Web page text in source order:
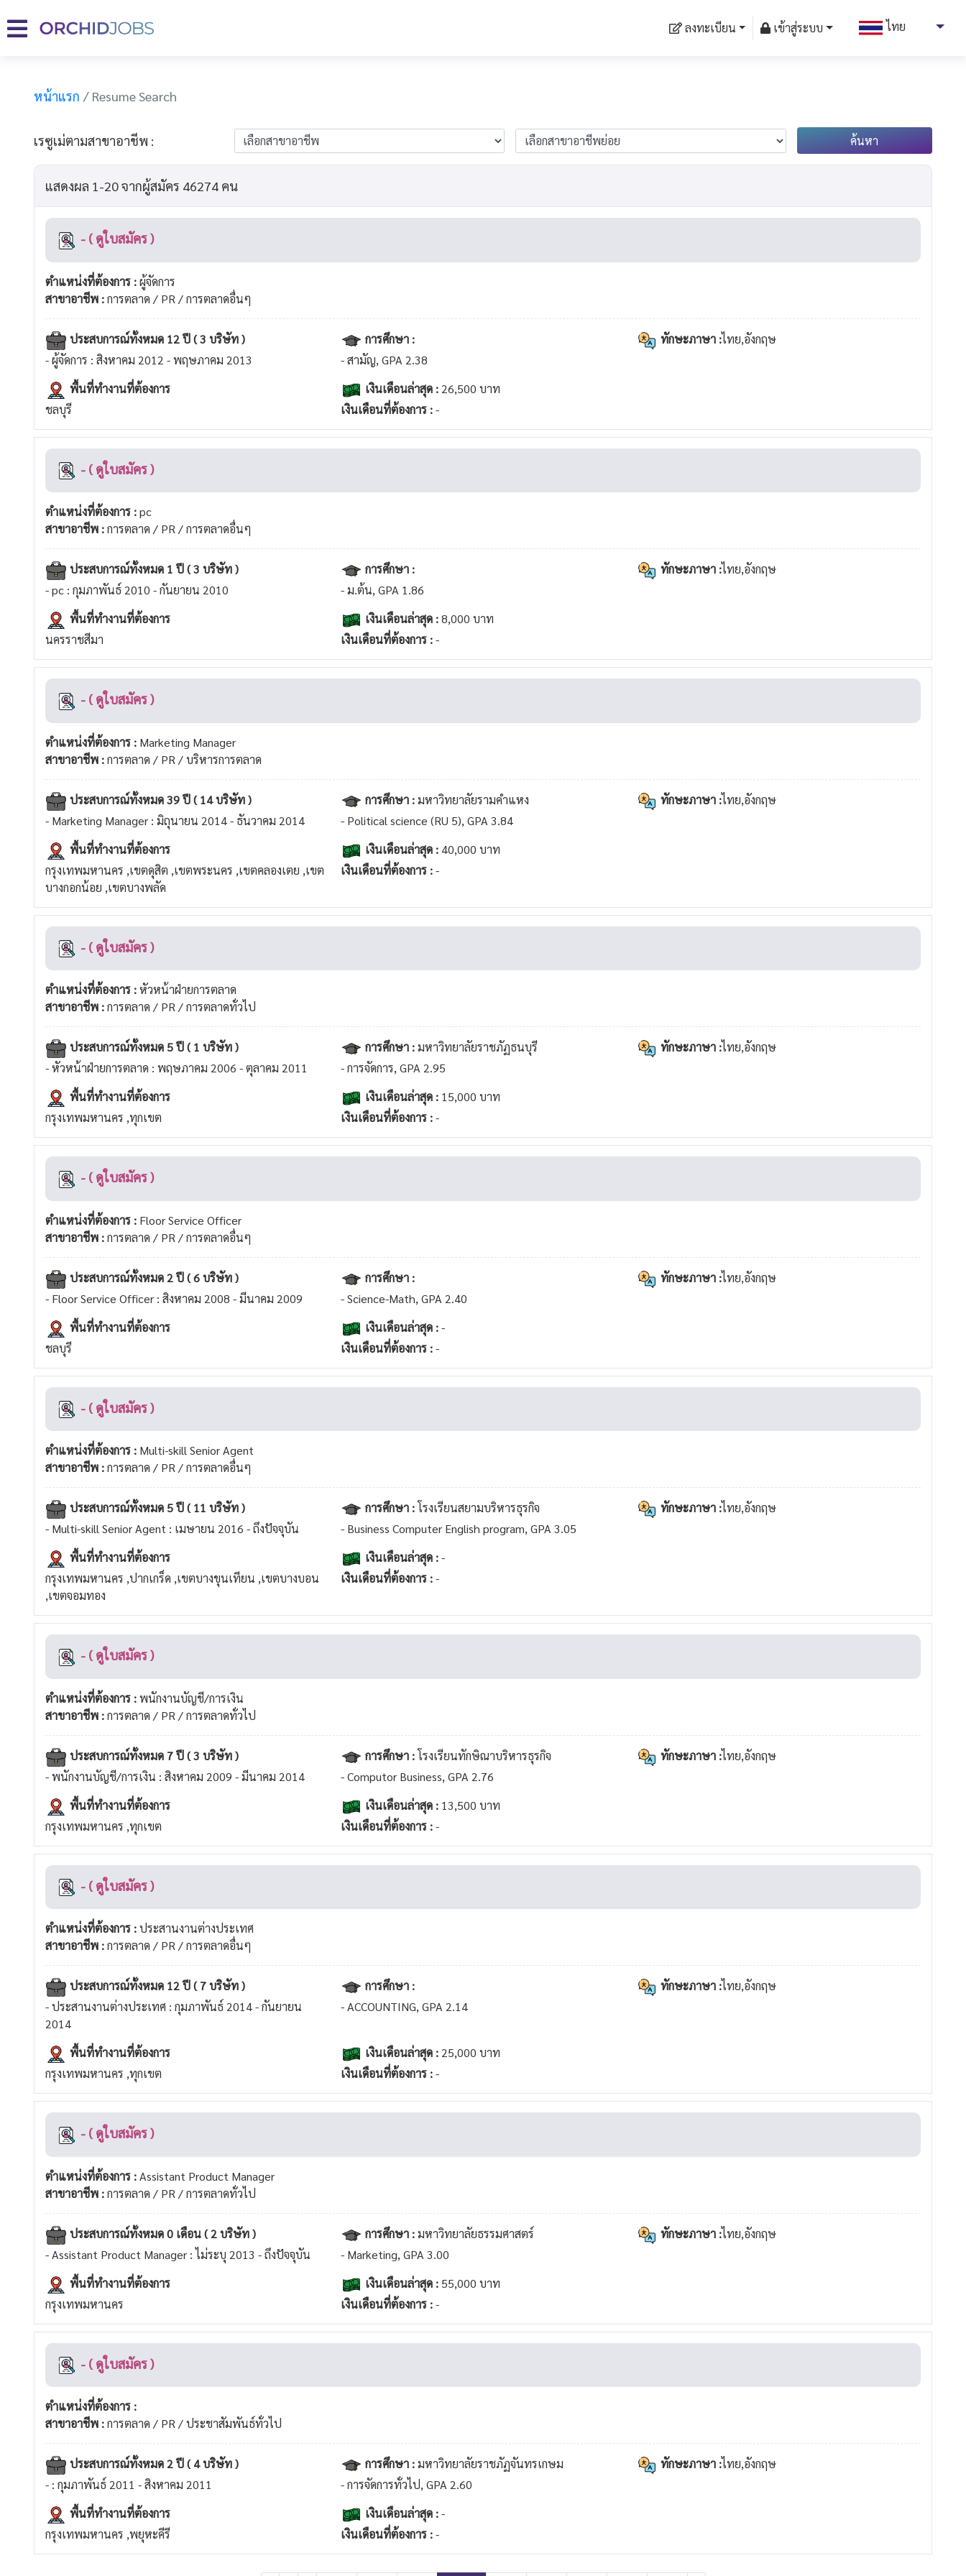
ลงทะเบียน เข้าสู่ระบบ ไทย
หน้าแรก Resume Search
เรซูเม่ตามสาขาอาชีพ : ค้นหา
แสดงผล 1-20 จากผู้สมัคร 46274 คน
- ( ดูใบสมัคร )
ตำแหน่งที่ต้องการ :ผู้จัดการ
สาขาอาชีพ :การตลาด / PR / การตลาดอื่นๆ
ประสบการณ์ทั้งหมด 12 ปี ( 3 บริษัท )
- ผู้จัดการ : สิงหาคม 2012 - พฤษภาคม 2013
การศึกษา :
- สามัญ, GPA 2.38
ทักษะภาษา :ไทย,อังกฤษ
พื้นที่ทำงานที่ต้องการ
ชลบุรี
เงินเดือนล่าสุด : 26,500 บาท
เงินเดือนที่ต้องการ :-
- ( ดูใบสมัคร )
ตำแหน่งที่ต้องการ :pc
สาขาอาชีพ :การตลาด / PR / การตลาดอื่นๆ
ประสบการณ์ทั้งหมด 1 ปี ( 3 บริษัท )
- pc : กุมภาพันธ์ 2010 - กันยายน 2010
การศึกษา :
- ม.ต้น, GPA 1.86
ทักษะภาษา :ไทย,อังกฤษ
พื้นที่ทำงานที่ต้องการ
นครราชสีมา
เงินเดือนล่าสุด :8,000 บาท
เงินเดือนที่ต้องการ :-
- ( ดูใบสมัคร )
ตำแหน่งที่ต้องการ : Marketing Manager
สาขาอาชีพ :การตลาด / PR / บริหารการตลาด
ประสบการณ์ทั้งหมด 39 ปี ( 14 บริษัท )
- Marketing Manager : มิถุนายน 2014 - ธันวาคม 2014
การศึกษา :มหาวิทยาลัยรามคำแหง
- Political science (RU 5), GPA 3.84
ทักษะภาษา :ไทย,อังกฤษ
พื้นที่ทำงานที่ต้องการ
กรุงเทพมหานคร ,เขตดุสิต ,เขตพระนคร ,เขตคลองเตย ,เขต
บางกอกน้อย ,เขตบางพลัด
เงินเดือนล่าสุด : 40,000 บาท
เงินเดือนที่ต้องการ :-
- ( ดูใบสมัคร )
ตำแหน่งที่ต้องการ :หัวหน้าฝ่ายการตลาด
สาขาอาชีพ :การตลาด / PR / การตลาดทั่วไป
ประสบการณ์ทั้งหมด 5 ปี ( 1 บริษัท )
- หัวหน้าฝ่ายการตลาด : พฤษภาคม 2006 - ตุลาคม 2011
การศึกษา :มหาวิทยาลัยราชภัฏธนบุรี
- การจัดการ, GPA 2.95
ทักษะภาษา :ไทย,อังกฤษ
พื้นที่ทำงานที่ต้องการ
กรุงเทพมหานคร ,ทุกเขต
เงินเดือนล่าสุด : 15,000 บาท
เงินเดือนที่ต้องการ :-
- ( ดูใบสมัคร )
ตำแหน่งที่ต้องการ : Floor Service Officer
สาขาอาชีพ :การตลาด / PR / การตลาดอื่นๆ
ประสบการณ์ทั้งหมด 2 ปี ( 6 บริษัท )
- Floor Service Officer : สิงหาคม 2008 - มีนาคม 2009
การศึกษา :
- Science-Math, GPA 2.40
ทักษะภาษา :ไทย,อังกฤษ
พื้นที่ทำงานที่ต้องการ
ชลบุรี
เงินเดือนล่าสุด :-
เงินเดือนที่ต้องการ :-
- ( ดูใบสมัคร )
ตำแหน่งที่ต้องการ : Multi-skill Senior Agent
สาขาอาชีพ :การตลาด / PR / การตลาดอื่นๆ
ประสบการณ์ทั้งหมด 5 ปี ( 11 บริษัท )
- Multi-skill Senior Agent : เมษายน 2016 - ถึงปัจจุบัน
การศึกษา :โรงเรียนสยามบริหารธุรกิจ
- Business Computer English program, GPA 3.05
ทักษะภาษา :ไทย,อังกฤษ
พื้นที่ทำงานที่ต้องการ
กรุงเทพมหานคร ,ปากเกร็ด ,เขตบางขุนเทียน ,เขตบางบอน
,เขตจอมทอง
เงินเดือนล่าสุด :-
เงินเดือนที่ต้องการ :-
- ( ดูใบสมัคร )
ตำแหน่งที่ต้องการ :พนักงานบัญชี/การเงิน
สาขาอาชีพ :การตลาด / PR / การตลาดทั่วไป
ประสบการณ์ทั้งหมด 7 ปี ( 3 บริษัท )
- พนักงานบัญชี/การเงิน : สิงหาคม 2009 - มีนาคม 2014
การศึกษา :โรงเรียนทักษิณาบริหารธุรกิจ
- Computor Business, GPA 2.76
ทักษะภาษา :ไทย,อังกฤษ
พื้นที่ทำงานที่ต้องการ
กรุงเทพมหานคร ,ทุกเขต
เงินเดือนล่าสุด : 13,500 บาท
เงินเดือนที่ต้องการ :-
- ( ดูใบสมัคร )
ตำแหน่งที่ต้องการ :ประสานงานต่างประเทศ
สาขาอาชีพ :การตลาด / PR / การตลาดอื่นๆ
ประสบการณ์ทั้งหมด 12 ปี ( 7 บริษัท )
- ประสานงานต่างประเทศ : กุมภาพันธ์ 2014 - กันยายน
2014
การศึกษา :
- ACCOUNTING, GPA 2.14
ทักษะภาษา :ไทย,อังกฤษ
พื้นที่ทำงานที่ต้องการ
กรุงเทพมหานคร ,ทุกเขต
เงินเดือนล่าสุด : 25,000 บาท
เงินเดือนที่ต้องการ :-
- ( ดูใบสมัคร )
ตำแหน่งที่ต้องการ :Assistant Product Manager
สาขาอาชีพ :การตลาด / PR / การตลาดทั่วไป
ประสบการณ์ทั้งหมด 0 เดือน ( 2 บริษัท )
- Assistant Product Manager : ไม่ระบุ 2013 - ถึงปัจจุบัน
การศึกษา :มหาวิทยาลัยธรรมศาสตร์
- Marketing, GPA 3.00
ทักษะภาษา :ไทย,อังกฤษ
พื้นที่ทำงานที่ต้องการ
กรุงเทพมหานคร
เงินเดือนล่าสุด : 55,000 บาท
เงินเดือนที่ต้องการ :-
- ( ดูใบสมัคร )
ตำแหน่งที่ต้องการ :
สาขาอาชีพ :การตลาด / PR / ประชาสัมพันธ์ทั่วไป
ประสบการณ์ทั้งหมด 2 ปี ( 4 บริษัท )
- : กุมภาพันธ์ 2011 - สิงหาคม 2011
การศึกษา :มหาวิทยาลัยราชภัฏจันทรเกษม
- การจัดการทั่วไป, GPA 2.60
ทักษะภาษา :ไทย,อังกฤษ
พื้นที่ทำงานที่ต้องการ
กรุงเทพมหานคร ,พยุหะคีรี
เงินเดือนล่าสุด :-
เงินเดือนที่ต้องการ :-